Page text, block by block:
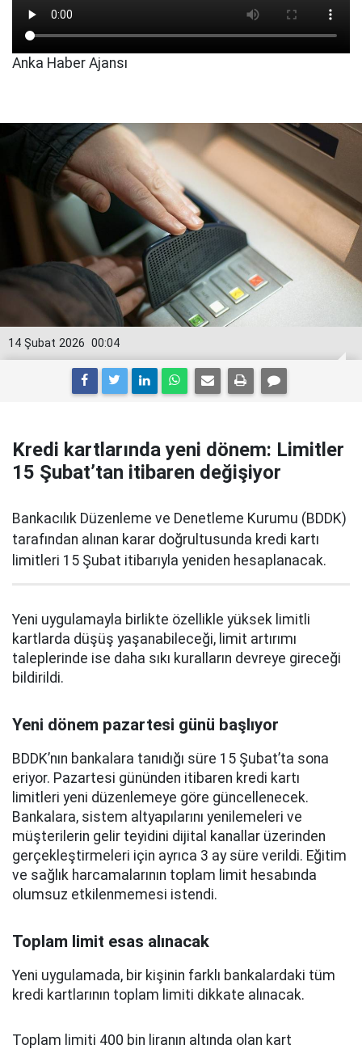
Anka Haber Ajansı
00:04
14 Şubat 2026
Kredi kartlarında yeni dönem: Limitler
15 Şubat’tan itibaren değişiyor
Bankacılık Düzenleme ve Denetleme Kurumu (BDDK)
tarafından alınan karar doğrultusunda kredi kartı
limitleri 15 Şubat itibarıyla yeniden hesaplanacak.
Yeni uygulamayla birlikte özellikle yüksek limitli
kartlarda düşüş yaşanabileceği, limit artırımı
taleplerinde ise daha sıkı kuralların devreye gireceği
bildirildi.
Yeni dönem pazartesi günü başlıyor
BDDK’nın bankalara tanıdığı süre 15 Şubat’ta sona
eriyor. Pazartesi gününden itibaren kredi kartı
limitleri yeni düzenlemeye göre güncellenecek.
Bankalara, sistem altyapılarını yenilemeleri ve
müşterilerin gelir teyidini dijital kanallar üzerinden
gerçekleştirmeleri için ayrıca 3 ay süre verildi. Eğitim
ve sağlık harcamalarının toplam limit hesabında
olumsuz etkilenmemesi istendi.
Toplam limit esas alınacak
Yeni uygulamada, bir kişinin farklı bankalardaki tüm
kredi kartlarının toplam limiti dikkate alınacak.
Toplam limiti 400 bin liranın altında olan kart